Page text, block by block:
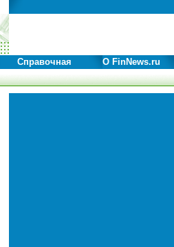
Справочная О FinNews.ru